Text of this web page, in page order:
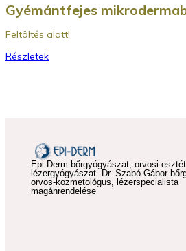
Gyémántfejes
Feltöltés alatt!
Részletek
Epi-Derm bőrgyógyászat, orvosi
lézergyógyászat. Dr. Szabó Gábor
orvos-kozmetológus, lézerspecialista
magánrendelése